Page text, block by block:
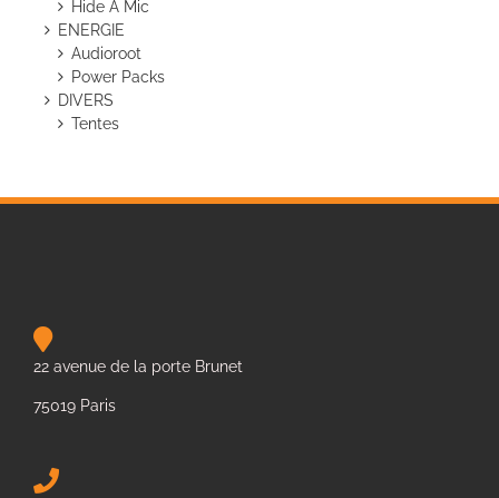
Hide A Mic
ENERGIE
Audioroot
Power Packs
DIVERS
Tentes
22 avenue de la porte Brunet
75019 Paris